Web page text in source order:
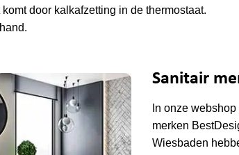
door kalkafzetting in de thermostaat.
Sanitair
In onze
merken
Wiesbaden